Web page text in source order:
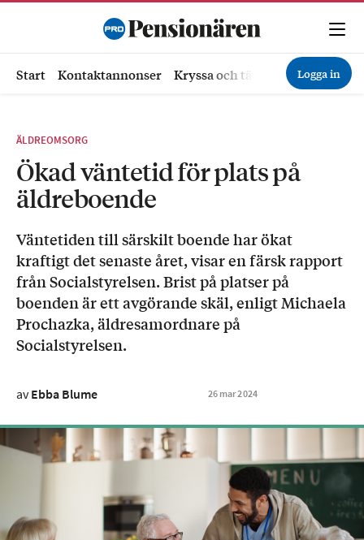
Start Kontaktannonser Kryssa och tävla Ekonomi
Logga in
ÄLDREOMSORG
Ökad väntetid för plats på
äldreboende
Väntetiden till särskilt boende har ökat
kraftigt det senaste året, visar en färsk rapport
från Socialstyrelsen. Brist på platser på
boenden är ett avgörande skäl, enligt Michaela
Prochazka, äldresamordnare på
Socialstyrelsen.
avEbba Blume 26 mar2024